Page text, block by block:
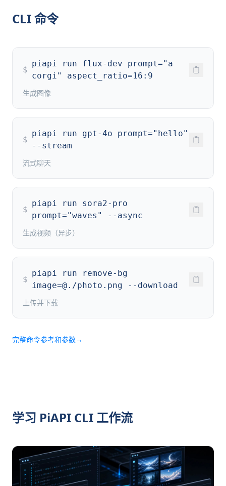
CLI 命令
$
piapi run flux-dev prompt="a
corgi" aspect_ratio=16:9
生成图像
$
piapi run gpt-4o prompt="hello"
--stream
流式聊天
$
piapi run sora2-pro
prompt="waves" --async
生成视频（异步）
$
piapi run remove-bg
image=@./photo.png --download
上传并下载
完整命令参考和参数→
学习 PiAPI CLI 工作流